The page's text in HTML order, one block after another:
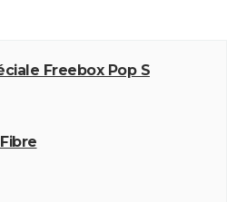
Freebox Pop S